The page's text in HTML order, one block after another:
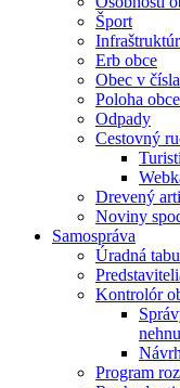
Šport
Erb obce
Obec v
Poloha obce
Odpady
Cestovný
Drevený
Noviny
Samospráva
Úradná
Kontrolór
Program